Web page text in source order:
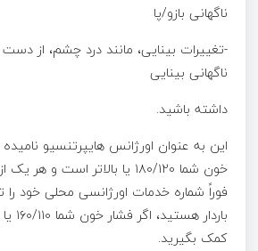
ناگهانی بازو/پا
-تغییرات بینایی، مانند درد چشم، از دست
ناگهانی بینایی
داشته باشید.
این به عنوان اورژانس هایپرتنسیو
خون شما ۱۸۰/۱۲۰ یا بالاتر است و
فوراً شماره خدمات اورژانسی محلی خود را
کمک بگیرید.